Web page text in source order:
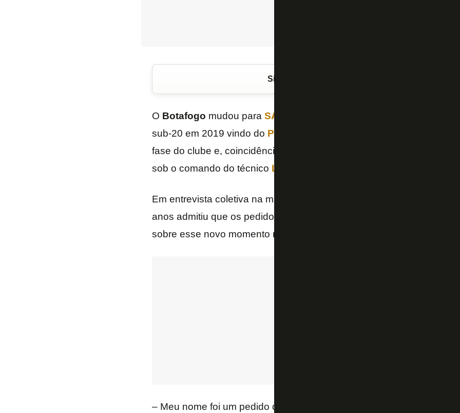
Siga o FogãoNET
O Botafogo mudou para SAF
sub-20 em 2019 vindo do Palmeiras
fase do clube e, coincidência ou não, passou a ter mais
sob o comando do técnico Luís Castro
Em entrevista coletiva na manhã desta sexta-feira, no Espaço
anos admitiu que os pedidos da torcida tiveram influência na
sobre esse novo momento no Glorioso.
– Meu nome foi um pedido da torcida mesmo… Todo mundo falava: